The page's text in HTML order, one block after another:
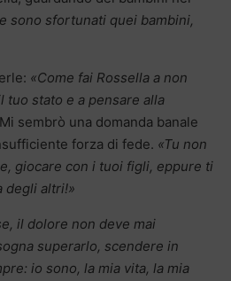
sono sfortunati quei bambini,
«Come fai Rossella a non
tuo stato e a pensare alla
Mi sembrò una domanda banale
forza di fede. «Tu non
giocare con i tuoi figli, eppure ti
degli altri!»
il dolore non deve mai
superarlo, scendere in
io sono, la mia vita, la mia